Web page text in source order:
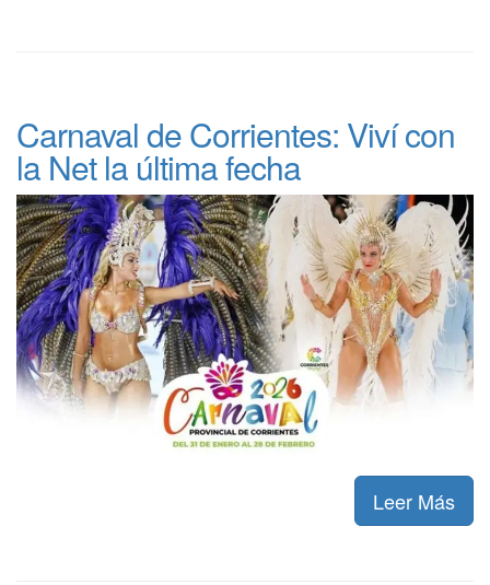
Carnaval de Corrientes: Viví con
la Net la última fecha
Leer Más